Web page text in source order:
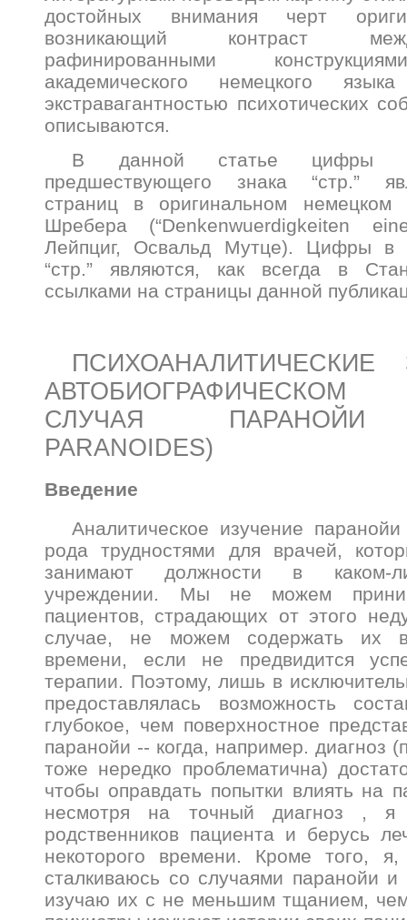
достойных внимания черт
возникающий контраст
рафинированными
академического немецкого
экстравагантностью психотических
описываются.
В данной статье цифры
предшествующего знака “стр.”
страниц в оригинальном немецком
Шребера (“Denkenwuerdigkeiten
Лейпциг, Освальд Мутце). Цифры в
“стр.” являются, как всегда в
ссылками на страницы данной
СЛУЧАЯ ПАРАНОЙИ
PARANOIDES)
Введение
Аналитическое изучение
рода трудностями для врачей,
занимают должности в каком-
учреждении. Мы не можем
пациентов, страдающих от этого
случае, не можем содержать их в
времени, если не предвидится
терапии. Поэтому, лишь в
предоставлялась возможность
глубокое, чем поверхностное
паранойи -- когда, например. диагноз
тоже нередко проблематична)
чтобы оправдать попытки влиять на
несмотря на точный диагноз , я
родственников пациента и берусь
некоторого времени. Кроме того, я,
сталкиваюсь со случаями паранойи
изучаю их с не меньшим тщанием,